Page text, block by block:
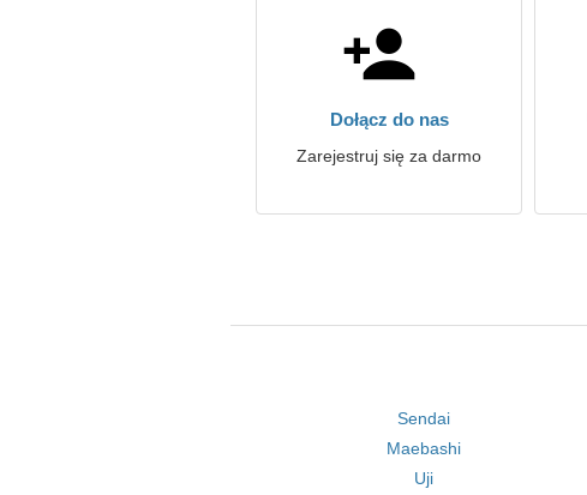
Dołącz do nas
Zarejestruj się za darmo
Sendai
Maebashi
Uji